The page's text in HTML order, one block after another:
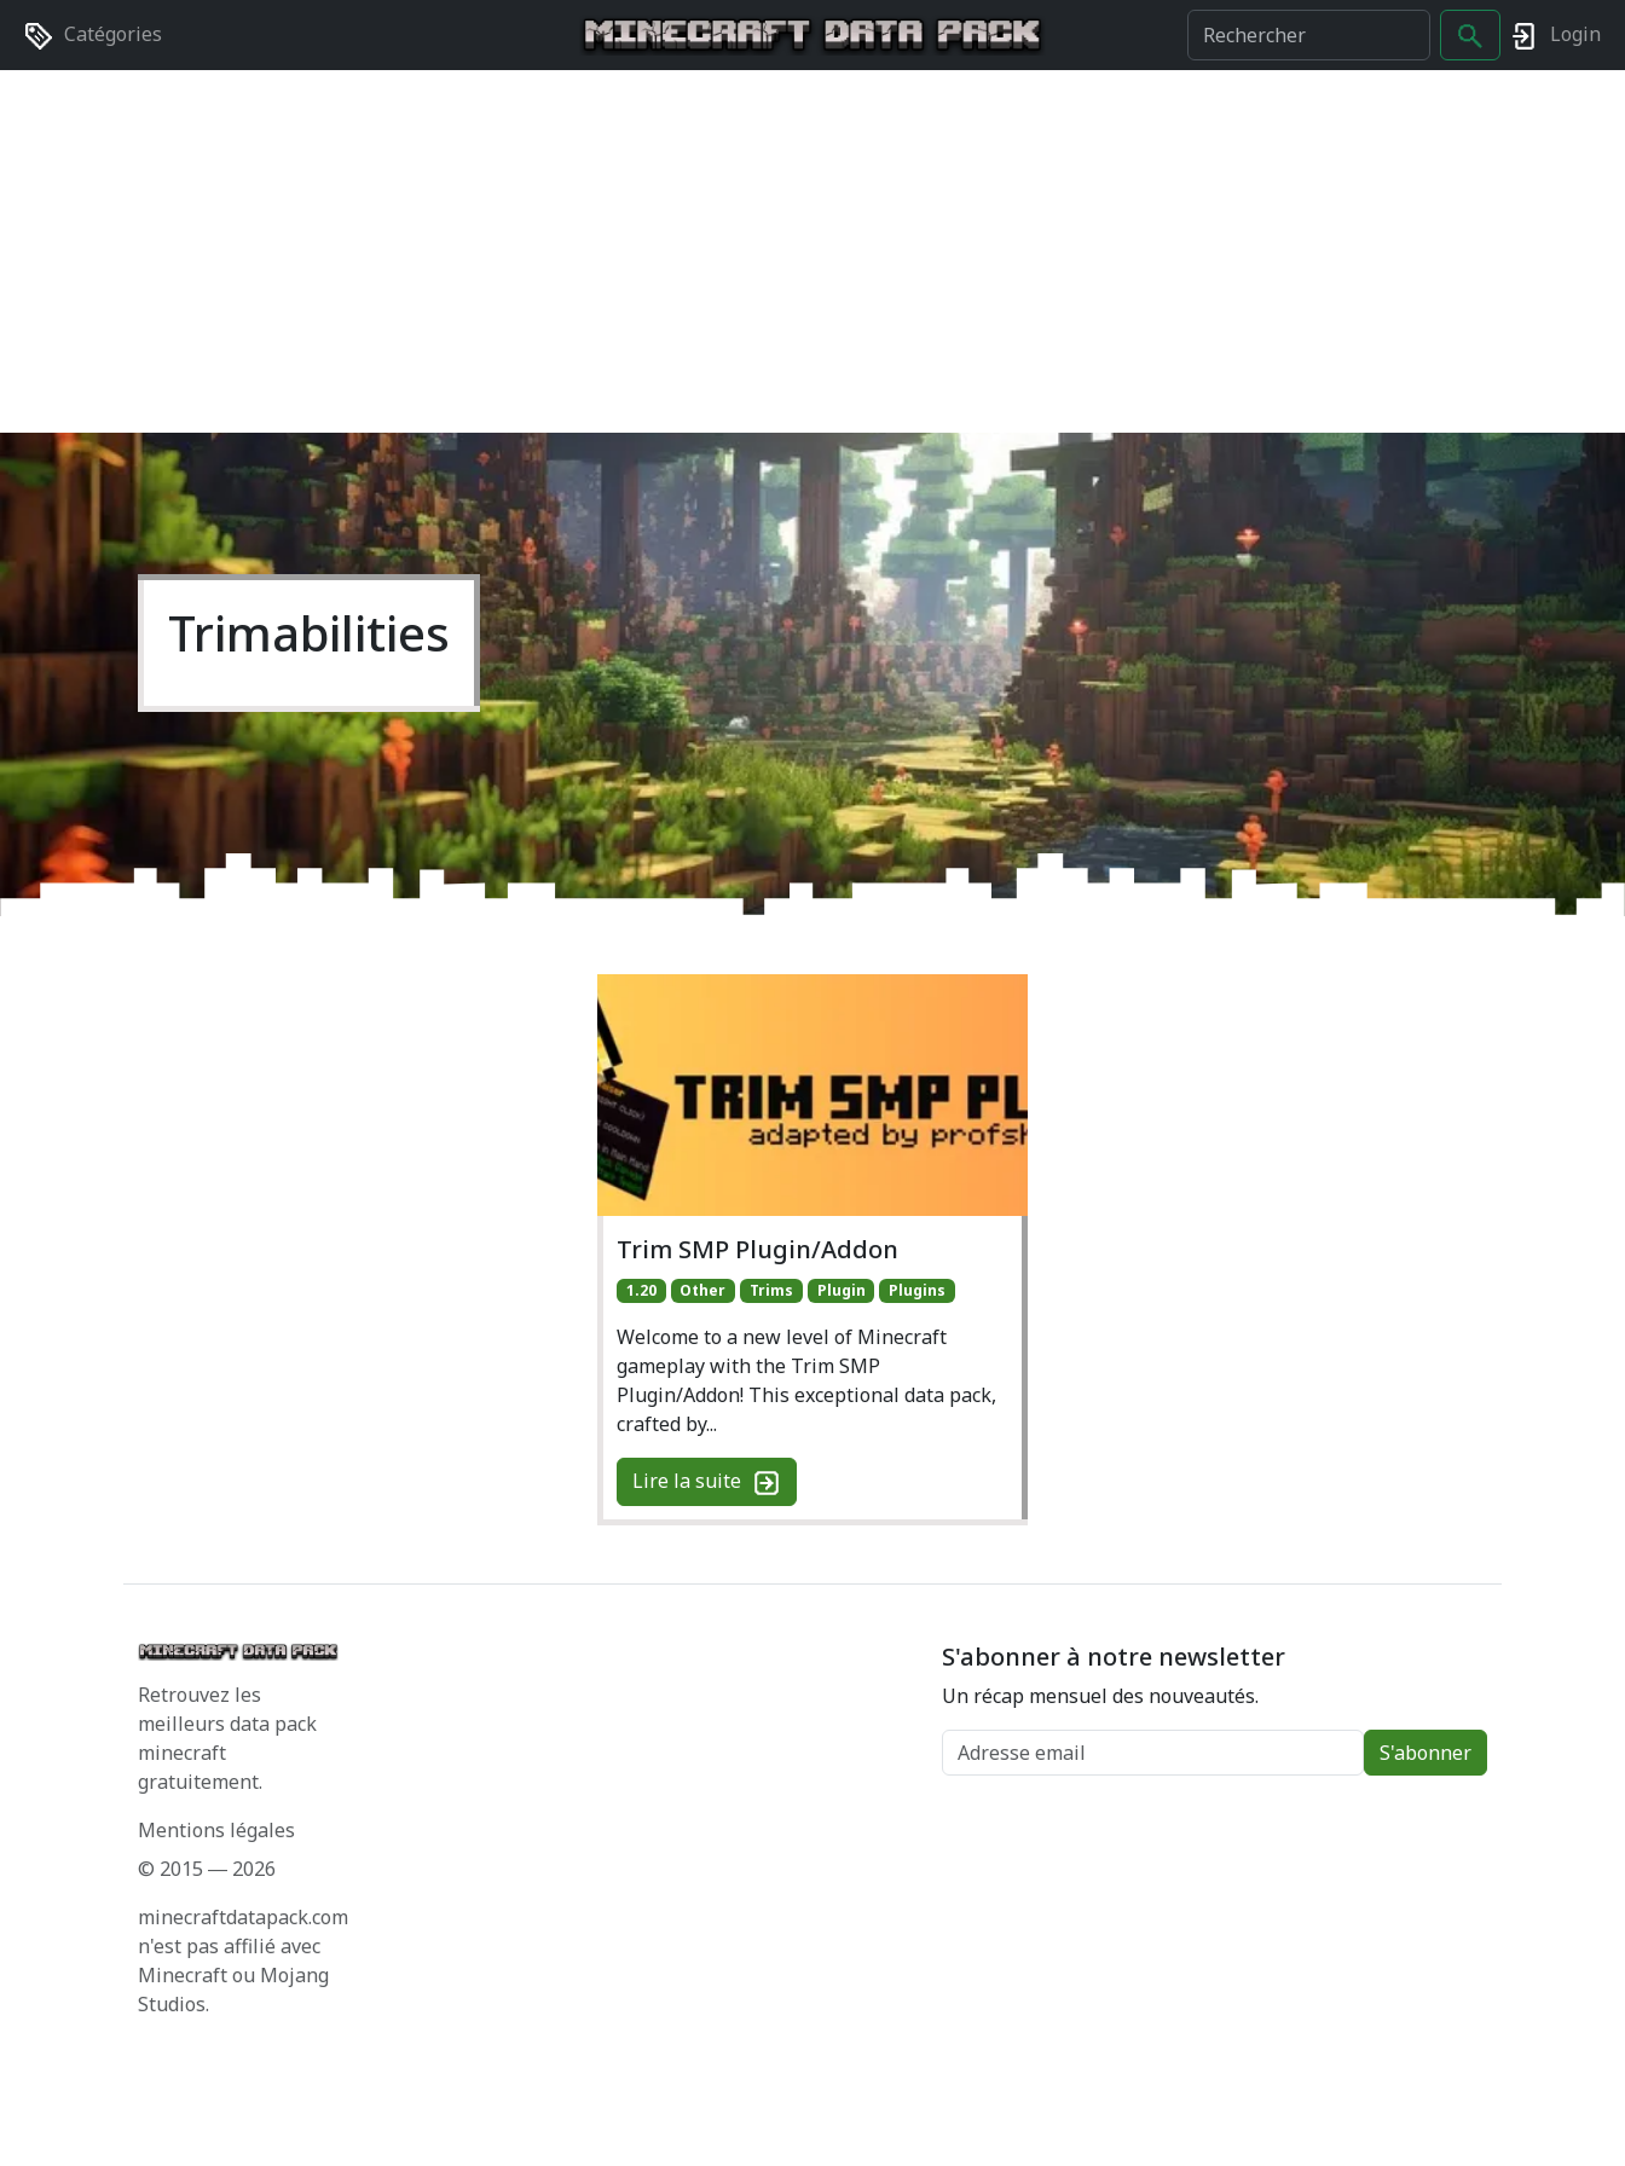
Catégories Login
Trimabilities
Trim SMP Plugin/Addon
1.20 Other Trims Plugin Plugins
Welcome to a new level of Minecraft
gameplay with the Trim SMP
Plugin/Addon! This exceptional data pack,
crafted by...
Lire la suite
Retrouvez les
meilleurs data pack
minecraft
gratuitement.
Mentions légales
© 2015 ― 2026
minecraftdatapack.com
n'est pas affilié avec
Minecraft ou Mojang
Studios.
S'abonner à notre newsletter
Un récap mensuel des nouveautés.
Adresse email
S'abonner